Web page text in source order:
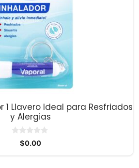
1 Llavero Ideal para Resfriados
y Alergias
$0.00